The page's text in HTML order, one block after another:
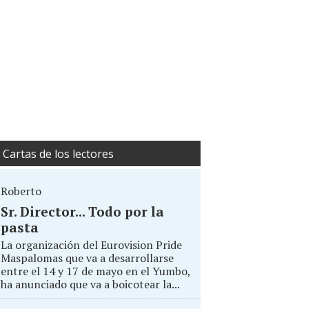
Cartas de los lectores
Roberto
Sr. Director... Todo por la
pasta
La organización del Eurovision Pride
Maspalomas que va a desarrollarse
entre el 14 y 17 de mayo en el Yumbo,
ha anunciado que va a boicotear la...